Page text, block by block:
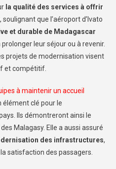
la qualité des services à offrir
, soulignant que l’aéroport d’Ivato
et durable de Madagascar
leur séjour ou à revenir.
projets de modernisation visent
et compétitif.
à maintenir un accueil
élément clé pour le
Ils démontreront ainsi le
Malagasy. Elle a aussi assuré
des infrastructures,
satisfaction des passagers.